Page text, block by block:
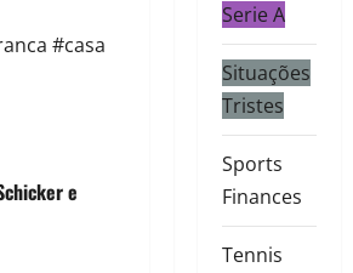
#casa
e
Serie A
Situações
Tristes
Sports
Finances
Tennis